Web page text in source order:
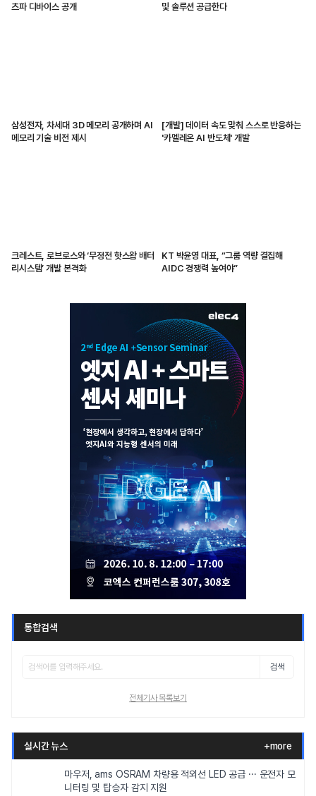
츠파 디바이스 공개
및 솔루션 공급한다
삼성전자, 차세대 3D 메모리 공개하며 AI
메모리 기술 비전 제시
[개발] 데이터 속도 맞춰 스스로 반응하는
'카멜레온 AI 반도체' 개발
크레스트, 로브로스와 ‘무정전 핫스왑 배터
리시스템’ 개발 본격화
KT 박윤영 대표, “그룹 역량 결집해
AIDC 경쟁력 높여야”
통합검색
검색
전체기사 목록보기
실시간 뉴스 +more
마우저, ams OSRAM 차량용 적외선 LED 공급 ··· 운전자 모
니터링 및 탑승자 감지 지원